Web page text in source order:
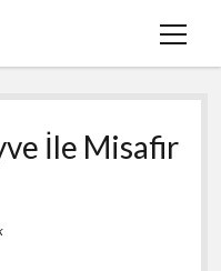
menüyü
İle Misafir